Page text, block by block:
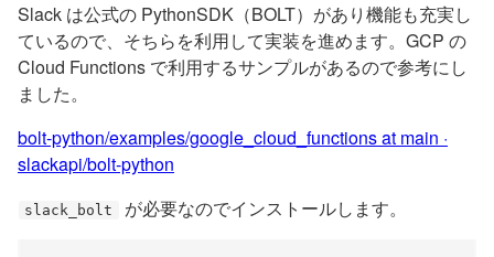
Slack は公式の PythonSDK（BOLT）があり機能も充実し
ているので、そちらを利用して実装を進めます。GCP の
Cloud Functions で利用するサンプルがあるので参考にし
ました。
bolt-python/examples/google_cloud_functions at main ·
slackapi/bolt-python
slack_bolt が必要なのでインストールします。